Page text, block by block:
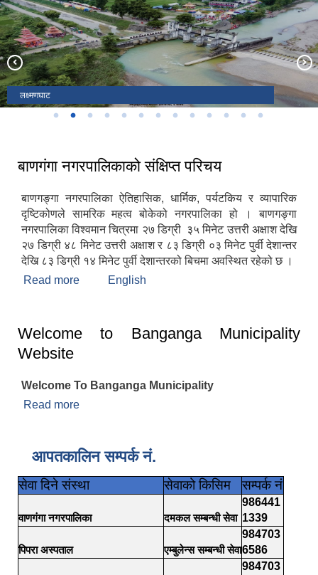
कैलाश आश्रम
लक्ष्मणघाट
कपिलधाम
ओशो आश्रम
कोपवा बजार
महिला हिंसा बिरुद्ध १६ दिने अभियान
बाणगंगा नदी
गणेश मन्दीर
जितपुर चोक
कपिलवस्तु महोत्सव २०७८
मधौलिया पार्क बाणगंगा ५ मधौलि
राजापानी
शिव मन्दीर
बाणगंगा नगरपालिकाको संक्षिप्त परिचय
बाणगङ्गा नगरपालिका ऐतिहासिक, धार्मिक, पर्यटकिय र व्यापारिक
दृष्टिकोणले सामरिक महत्व बोकेको नगरपालिका हो । बाणगङ्गा
नगरपालिका विश्वमान चित्रमा २७ डिग्री ३५ मिनेट उत्तरी अक्षाश देखि
२७ डिग्री ४८ मिनेट उत्तरी अक्षाश र ८३ डिग्री ०३ मिनेट पुर्वी देशान्तर
देखि ८३ डिग्री १४ मिनेट पुर्वी देशान्तरको बिचमा अवस्थित रहेको छ ।
Read more about बाणगंगा नगरपालिकाको संक्षिप्त परिचय
English
Welcome to Banganga Municipality
Website
Welcome To Banganga Municipality
Read more
आपतकालिन सम्पर्क नं.
सेवा दिने संस्था सेवाको किसिम सम्पर्क नं
वाणगंगा नगरपालिका दमकल सम्बन्धी सेवा
986441
1339
पिपरा अस्पताल एम्बुलेन्स सम्बन्धी सेवा
984703
6586
984703